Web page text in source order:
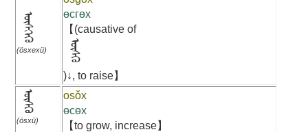
ᠥᠰᠬᠡᠬᠦ
(ösxexü)
өсгөх
【(causative of
ᠦᠰᠬᠦ
)↓, to raise】
ᠥᠰᠬᠦ
(ösxü)
osǒx
өсөх
【to grow, increase】